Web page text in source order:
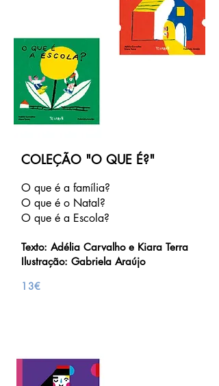
COLEÇÃO "O QUE É?"
O que é a família?
O que é o Natal?
O que é a Escola?
Texto: Adélia Carvalho e Kiara Terra
Ilustração: Gabriela Araújo
13€